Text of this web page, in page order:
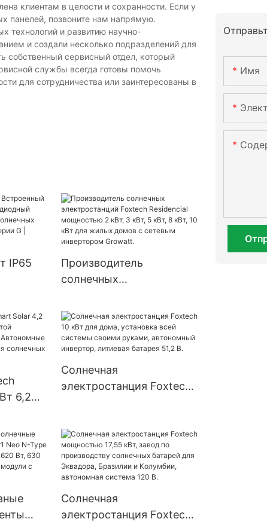
​​клиентам в целости и сохранности. Если у
панелей, позвоните нам напрямую.
технологий и развитию научно-
и создали несколько подразделений для
собственный сервисный отдел, который
службы всегда готовы помочь
для сотрудничества или заинтересованы в
IP65
—
|
Производитель
солнечных
Residencial мощностью 2
кВт, 3 кВт, 5 кВт, 8 кВт, 10
кВт для жилых домов с
Growatt.
6,2
Солнечная
электростанция Foxtech
своими руками,
автономный инвертор,
литиевая батарея 51,2 В.
Солнечная
электростанция Foxtech
Имя